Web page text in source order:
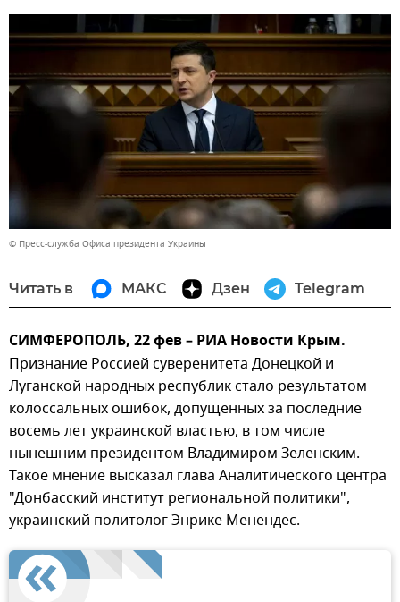
© Пресс-служба Офиса президента Украины
Читать в МАКС Дзен Telegram
СИМФЕРОПОЛЬ, 22 фев – РИА Новости Крым.
Признание Россией суверенитета Донецкой и
Луганской народных республик стало результатом
колоссальных ошибок, допущенных за последние
восемь лет украинской властью, в том числе
нынешним президентом Владимиром Зеленским.
Такое мнение высказал глава Аналитического центра
"Донбасский институт региональной политики",
украинский политолог Энрике Менендес.